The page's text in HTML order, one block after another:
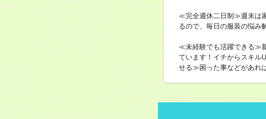
≪完全週休二日制≫週末は
るので、毎日の服装の悩み
≪未経験でも活躍できる≫
ています！イチからスキル
せる≫困った事などがあれ